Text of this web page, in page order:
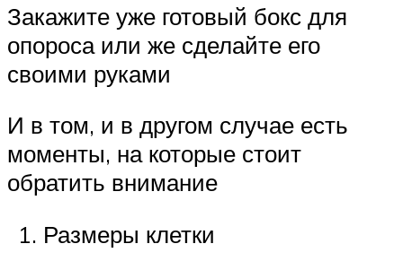
Закажите уже готовый бокс для
опороса или же сделайте его
своими руками
И в том, и в другом случае есть
моменты, на которые стоит
обратить внимание
Размеры клетки